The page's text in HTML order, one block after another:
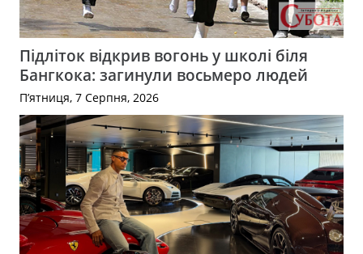
Підліток відкрив вогонь у школі біля
Бангкока: загинули восьмеро людей
П’ятниця, 7 Серпня, 2026